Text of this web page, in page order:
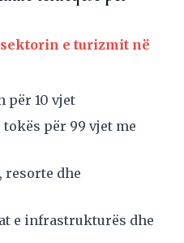
e turizmit në
10 vjet
për 99 vjet me
resorte dhe
e infrastrukturës dhe